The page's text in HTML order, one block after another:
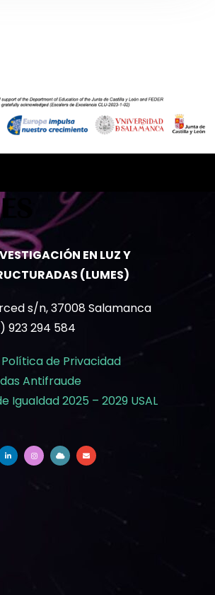
EN LUZ Y
(LUMES)
s/n, 37008 Salamanca
923 294 584
de Privacidad
Antifraude
Igualdad 2025 – 2029 USAL